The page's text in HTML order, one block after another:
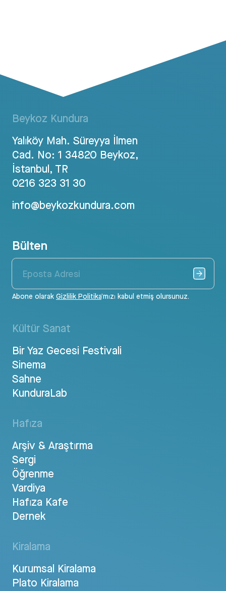
Beykoz Kundura
Yalıköy Mah. Süreyya İlmen
Cad. No: 1 34820 Beykoz,
İstanbul, TR
0216 323 31 30
info@beykozkundura.com
Bülten
Abone olarak Gizlilik Politika’mızı kabul etmiş olursunuz.
Kültür Sanat
Bir Yaz Gecesi Festivali
Sinema
Sahne
KunduraLab
Hafıza
Arşiv & Araştırma
Sergi
Öğrenme
Vardiya
Hafıza Kafe
Dernek
Kiralama
Kurumsal Kiralama
Plato Kiralama